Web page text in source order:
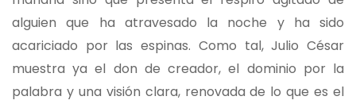
alguien que ha atravesado la noche y ha sido
acariciado por las espinas. Como tal, Julio César
muestra ya el don de creador, el dominio por la
palabra y una visión clara, renovada de lo que es el